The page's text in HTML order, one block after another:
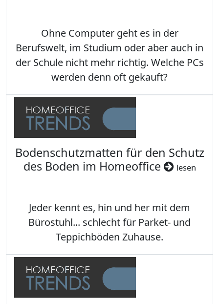
Ohne Computer geht es in der
Berufswelt, im Studium oder aber auch in
der Schule nicht mehr richtig. Welche PCs
werden denn oft gekauft?
Bodenschutzmatten für den Schutz
des Boden im Homeoffice
lesen
Jeder kennt es, hin und her mit dem
Bürostuhl... schlecht für Parket- und
Teppichböden Zuhause.